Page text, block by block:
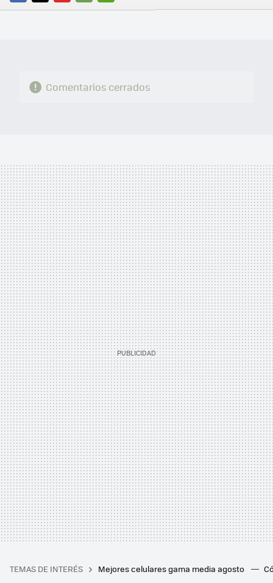
FACEBOOK
TWITTERFLIPBOARD
E-
WHATSAPP
Comentarios cerrados
TEMAS DE INTERÉS Mejores celulares gama media agosto